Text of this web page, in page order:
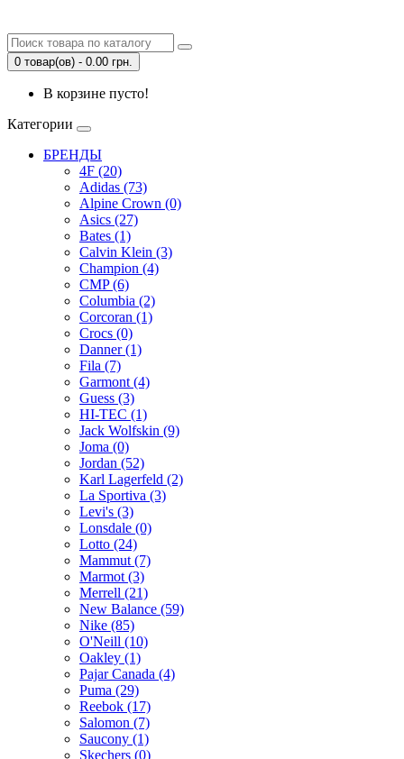
0 товар(ов) - 0.00 грн.
В корзине пусто!
Категории
БРЕНДЫ
4F (20)
Adidas (73)
Alpine Crown (0)
Asics (27)
Bates (1)
Calvin Klein (3)
Champion (4)
CMP (6)
Columbia (2)
Corcoran (1)
Crocs (0)
Danner (1)
Fila (7)
Garmont (4)
Guess (3)
HI-TEC (1)
Jack Wolfskin (9)
Joma (0)
Jordan (52)
Karl Lagerfeld (2)
La Sportiva (3)
Levi's (3)
Lonsdale (0)
Lotto (24)
Mammut (7)
Marmot (3)
Merrell (21)
New Balance (59)
Nike (85)
O'Neill (10)
Oakley (1)
Pajar Canada (4)
Puma (29)
Reebok (17)
Salomon (7)
Saucony (1)
Skechers (0)